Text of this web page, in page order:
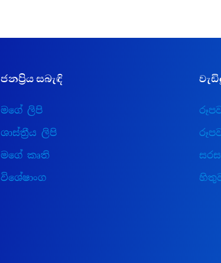
ජනප්‍රිය සබැඳි
මගේ ලිපි
ශාස්ත්‍රීය ලිපි
මගේ කෘති
විශේෂාංග